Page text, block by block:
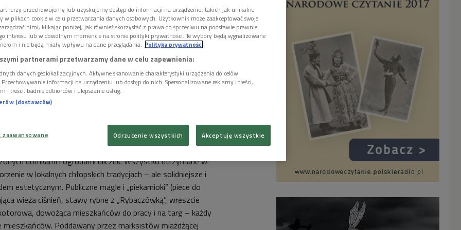
osiedli przyjaznych dla robotników.
ze sobą miejsc i autorce, i mnie bliższy jest Giszowiec –
części Europy założenie architektoniczne, wybudowane w
Howarda, autora The Garden Cities of To-morrow.
i braci Zillmanów, projektantów Giszowca i Nikiszowca,
harmonijnych, zaplanowanych z góry i otoczonych zielenią
zalety wsi i miasta.
stricte utopijny: miało to być miejsce, w którym spracowany
po trudach pracy, zajmując się ogrodem i chłonąc piękno
był właśnie taki: leżący na obrzeżach dawnej Puszczy
rynku z leśniczówką i karczmą, rozchodzący się
domkami i ogrodami uliczek. Wszystko utrzymane w
w lokalnych chłopskich tradycjach – ale solidniejsze i
estetycznym. Publiczne magle i „piekarnioki” (piece do
wieża ciśnień, stawy rybne z „Rybaczówką”, wreszcie
dowożąca mieszkańców do pracy i na targ – każdy
mieszkańców. Poddawany przez marksistów miażdżącej
przechowujemy lub uzyskujemy dostęp do informacji na urządzeniu, takich jak unikalne
w plikach cookie w celu przetwarzania danych osobowych. Użytkownik może zaakceptować swoje
nimi, klikając poniżej, jak również skorzystać z prawa do sprzeciwu na podstawie prawnie
interesu lub w dowolnym momencie na stronie polityki prywatności. Te wybory będą sygnalizowane
i nie będą miały wpływu na dane przeglądania. Polityka prywatności
partnerami przetwarzamy dane w celu zapewnienia:
danych geolokalizacyjnych. Aktywne skanowanie charakterystyki urządzenia do celów
informacji na urządzeniu lub dostęp do nich. Spersonalizowane reklamy i treści,
i treści, badnie odbiorców i ulepszanie usług.
(dostawców)
Odrzucenie wszystkich Akceptuję wszystkie